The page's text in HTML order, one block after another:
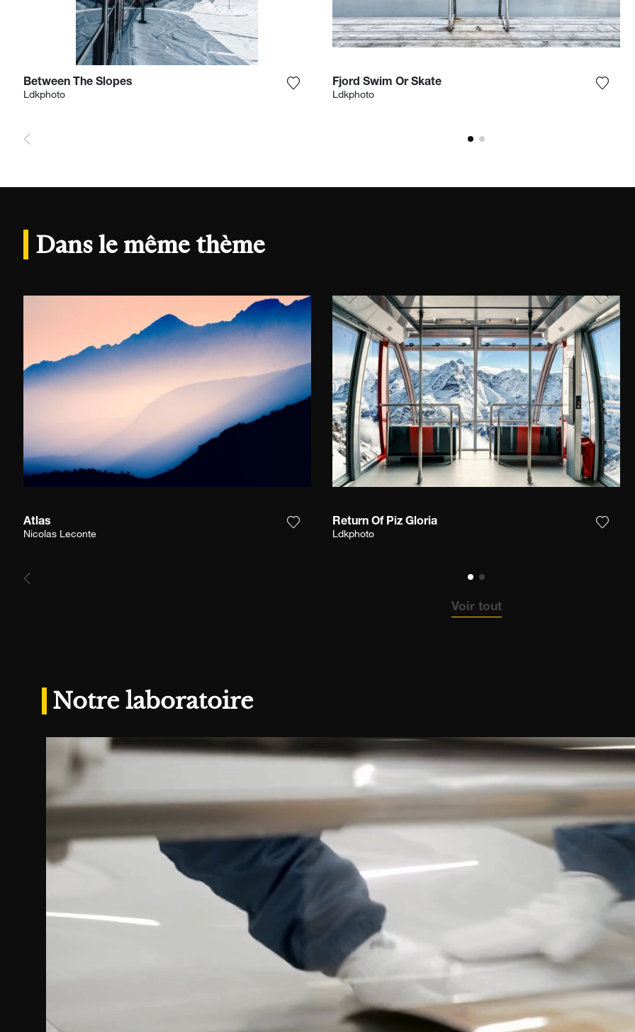
Between The Slopes
Ldkphoto Ajouter la photographie à ma wishlist
Fjord Swim Or Skate
Ldkphoto
Dans le même thème
Atlas
Nicolas Leconte Ajouter la photographie à ma wishlist
Return Of Piz Gloria
Ldkphoto
Voir tout
Notre laboratoire